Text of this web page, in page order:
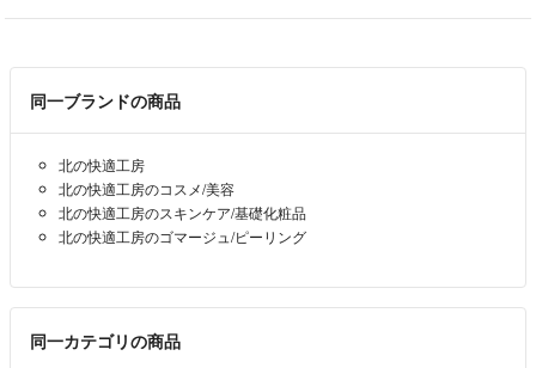
同一ブランドの商品
北の快適工房
北の快適工房のコスメ/美容
北の快適工房のスキンケア/基礎化粧品
北の快適工房のゴマージュ/ピーリング
同一カテゴリの商品